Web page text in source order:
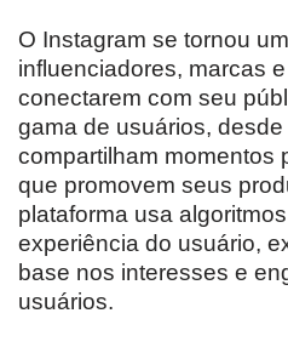
O Instagram se tornou
influenciadores, marcas
conectarem com seu
gama de usuários,
compartilham momentos
que promovem seus
plataforma usa
experiência do usuário,
base nos interesses e
usuários.